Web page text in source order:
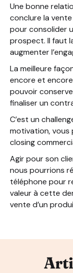
Une bonne
conclure la
pour consolider
prospect. Il faut
augmenter
La meilleure
encore et
pouvoir
finaliser un
C’est un
motivation, vous
closing
Agir pour son
nous pourrions
téléphone pour
valeur à cette
vente d’un